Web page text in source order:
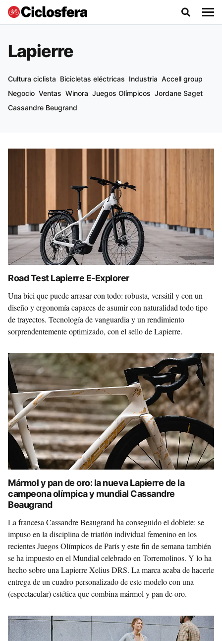
Lapierre
Cultura ciclista Bicicletas eléctricas Industria Accell group
Negocio Ventas Winora Juegos Olímpicos Jordane Saget
Cassandre Beugrand
Road Test Lapierre E-Explorer
Una bici que puede arrasar con todo: robusta, versátil y con un
diseño y ergonomía capaces de asumir con naturalidad todo tipo
de trayectos. Tecnología de vanguardia y un rendimiento
sorprendentemente optimizado, con el sello de Lapierre.
Mármol y pan de oro: la nueva Lapierre de la
campeona olímpica y mundial Cassandre
Beaugrand
La francesa Cassandre Beaugrand ha conseguido el doblete: se
impuso en la disciplina de triatlón individual femenino en los
recientes Juegos Olímpicos de París y este fin de semana también
se ha impuesto en el Mundial celebrado en Torremolinos. Y lo ha
hecho sobre una Lapierre Xelius DRS. La marca acaba de hacerle
entrega de un cuadro personalizado de este modelo con una
(espectacular) estética que combina mármol y pan de oro.